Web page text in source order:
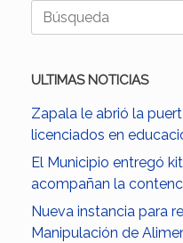
Buscar:
ULTIMAS NOTICIAS
Zapala le abrió la
licenciados en
El Municipio entregó
acompañan la
Nueva instancia para
Manipulación de